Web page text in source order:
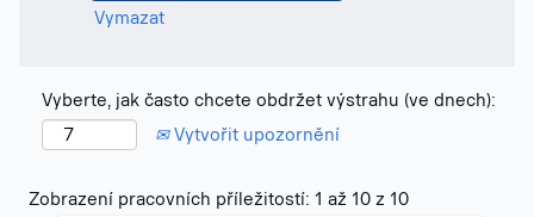
Vymazat
Vyberte, jak často chcete obdržet výstrahu (ve dnech):
Vytvořit upozornění
Zobrazení pracovních příležitostí: 1 až 10 z 10Výsledky